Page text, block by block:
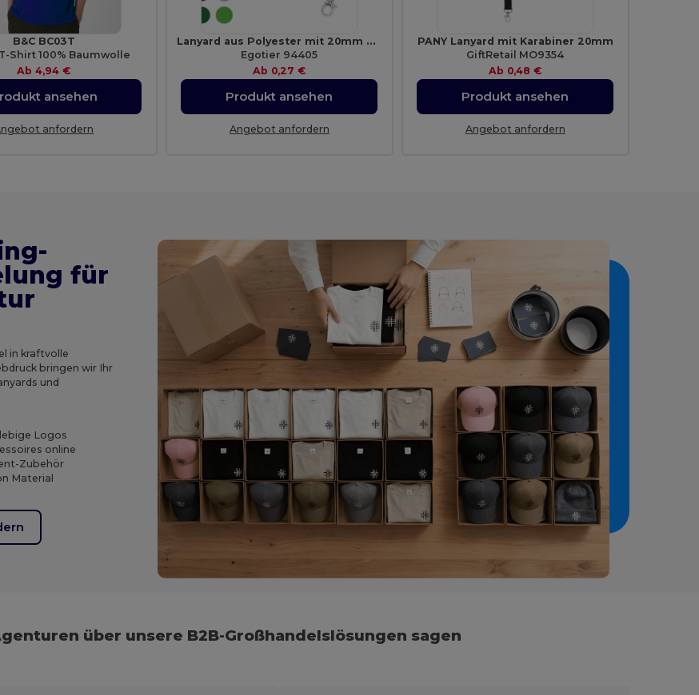
B&C BC03T
Shirt 100% Baumwolle
Ab4,94 €
ansehen
anfordern
Lanyard aus Polyester mit 20mm Breite
Egotier 94405
Ab 0,27 €
Produkt ansehen
Angebot anfordern
PANY Lanyard mit Karabiner 20mm
GiftRetail MO9354
Ab 0,48 €
Produkt ansehen
Angebot anfordern
für
in kraftvolle
bringen wir Ihr
und
Logos
online
Zubehör
Material
über unsere B2B-Großhandelslösungen sagen